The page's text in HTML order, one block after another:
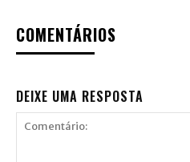
COMENTÁRIOS
DEIXE UMA RESPOSTA